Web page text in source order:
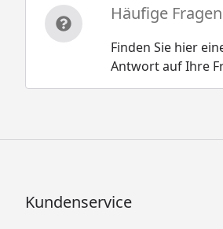
Häufige Fragen
Finden Sie hier
Antwort auf Ihre
Kundenservice